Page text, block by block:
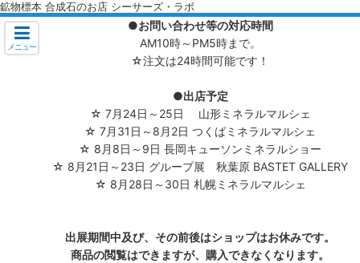
鉱物標本 合成石のお店 シーサーズ・ラボ
メニュー
●お問い合わせ等の対応時間
AM10時～PM5時まで。
☆注文は24時間可能です！
●出店予定
☆ 7月24日～25日 山形ミネラルマルシェ
☆ 7月31日～8月2日 つくばミネラルマルシェ
☆ 8月8日～9日 長岡キューソンミネラルショー
☆ 8月21日～23日 グループ展 秋葉原 BASTET GALLERY
☆ 8月28日～30日 札幌ミネラルマルシェ
出展期間中及び、その前後はショップはお休みです。
商品の閲覧はできますが、購入できなくなります。